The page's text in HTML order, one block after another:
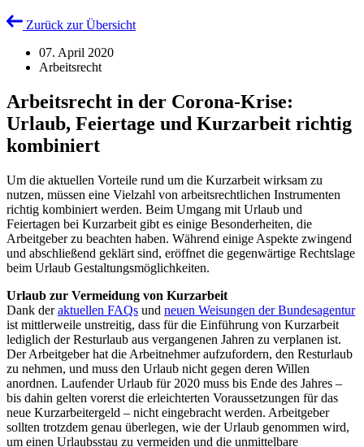
Zurück zur Übersicht
07. April 2020
Arbeitsrecht
Arbeitsrecht in der Corona-Krise:
Urlaub, Feiertage und Kurzarbeit richtig
kombiniert
Um die aktuellen Vorteile rund um die Kurzarbeit wirksam zu
nutzen, müssen eine Vielzahl von arbeitsrechtlichen Instrumenten
richtig kombiniert werden. Beim Umgang mit Urlaub und
Feiertagen bei Kurzarbeit gibt es einige Besonderheiten, die
Arbeitgeber zu beachten haben. Während einige Aspekte zwingend
und abschließend geklärt sind, eröffnet die gegenwärtige Rechtslage
beim Urlaub Gestaltungsmöglichkeiten.
Urlaub zur Vermeidung von Kurzarbeit
Dank deraktuellen FAQs und neuen Weisungen der Bundesagentur
ist mittlerweile unstreitig, dass für die Einführung von Kurzarbeit
lediglich der Resturlaub aus vergangenen Jahren zu verplanen ist.
Der Arbeitgeber hat die Arbeitnehmer aufzufordern, den Resturlaub
zu nehmen, und muss den Urlaub nicht gegen deren Willen
anordnen. Laufender Urlaub für 2020 muss bis Ende des Jahres –
bis dahin gelten vorerst die erleichterten Voraussetzungen für das
neue Kurzarbeitergeld – nicht eingebracht werden. Arbeitgeber
sollten trotzdem genau überlegen, wie der Urlaub genommen wird,
um einen Urlaubsstau zu vermeiden und die unmittelbare